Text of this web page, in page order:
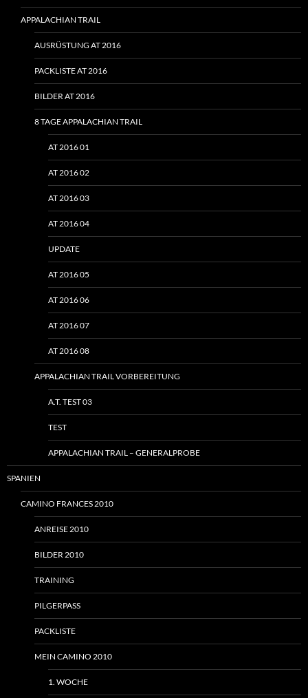
APPALACHIAN TRAIL
AUSRÜSTUNG AT 2016
PACKLISTE AT 2016
BILDER AT 2016
8 TAGE APPALACHIAN TRAIL
AT 2016 01
AT 2016 02
AT 2016 03
AT 2016 04
UPDATE
AT 2016 05
AT 2016 06
AT 2016 07
AT 2016 08
APPALACHIAN TRAIL VORBEREITUNG
A.T. TEST 03
TEST
APPALACHIAN TRAIL – GENERALPROBE
SPANIEN
CAMINO FRANCES 2010
ANREISE 2010
BILDER 2010
TRAINING
PILGERPASS
PACKLISTE
MEIN CAMINO 2010
1. WOCHE